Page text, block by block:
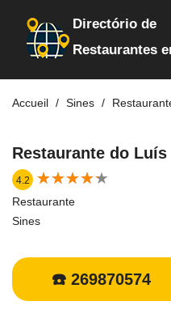
Directório de
Restaurantes
Accueil Sines
Restaurante do Luís
4.2 ★★★★★
★★★★★
Restaurante
Sines
☎️ 269870574